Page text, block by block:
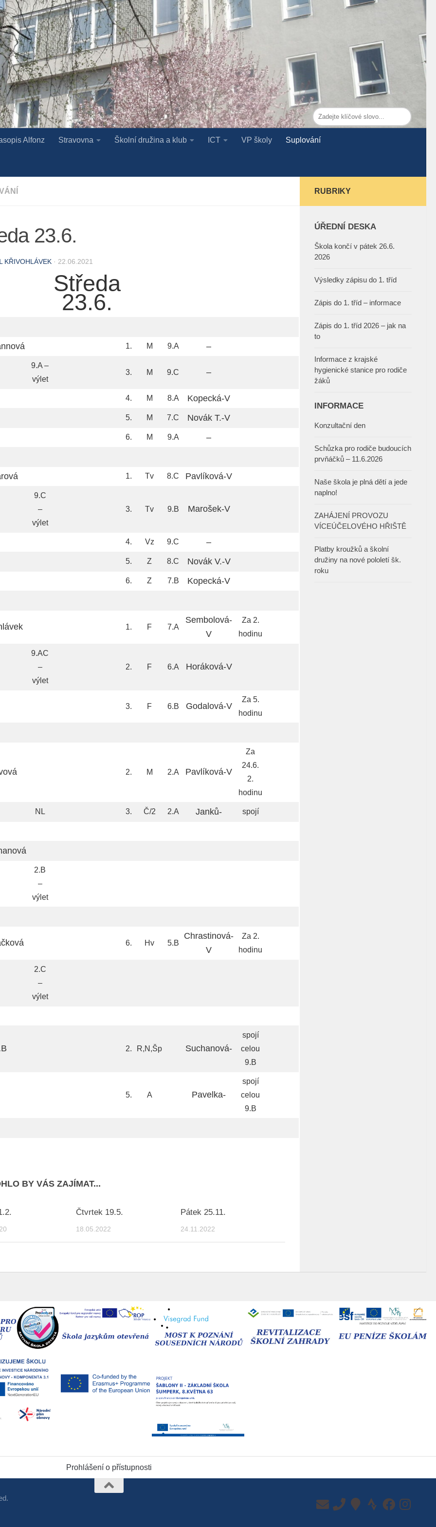
Alfonz Stravovna Školní družina a klub ICT VP školy Suplování
23.6.
KŘIVOHLÁVEK · 22.06.2021
Středa
23.6.
1. M 9.A –
9.A –
výlet
3. M 9.C –
4. M 8.A Kopecká-V
5. M 7.C Novák T.-V
6. M 9.A –
1. Tv 8.C Pavlíková-V
9.C
–
výlet
3. Tv 9.B Marošek-V
4. Vz 9.C –
5. Z 8.C Novák V.-V
6. Z 7.B Kopecká-V
1. F 7.A
Sembolová-
V
Za 2.
hodinu
9.AC
–
výlet
2. F 6.A Horáková-V
3. F 6.B Godalová-V
Za 5.
hodinu
2. M 2.A Pavlíková-V
Za
24.6.
2.
hodinu
NL 3. Č/2 2.A Janků- spojí
2.B
–
výlet
6. Hv 5.B
Chrastinová-
V
Za 2.
hodinu
2.C
–
výlet
2. R,N,Šp Suchanová-
spojí
celou
9.B
5. A Pavelka-
spojí
celou
9.B
BY VÁS ZAJÍMAT...
Čtvrtek 19.5.
18.05.2022
Pátek 25.11.
24.11.2022
RUBRIKY
ÚŘEDNÍ DESKA
Škola končí v pátek 26.6.
2026
Výsledky zápisu do 1. tříd
Zápis do 1. tříd – informace
Zápis do 1. tříd 2026 – jak na
to
Informace z krajské
hygienické stanice pro rodiče
žáků
INFORMACE
Konzultační den
Schůzka pro rodiče budoucích
prvňáčků – 11.6.2026
Naše škola je plná dětí a jede
naplno!
ZAHÁJENÍ PROVOZU
VÍCEÚČELOVÉHO HŘIŠTĚ
Platby kroužků a školní
družiny na nové pololetí šk.
roku
Prohlášení o přístupnosti